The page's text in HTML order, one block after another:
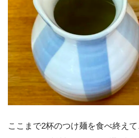
ここまで2杯のつけ麺を食べ終え